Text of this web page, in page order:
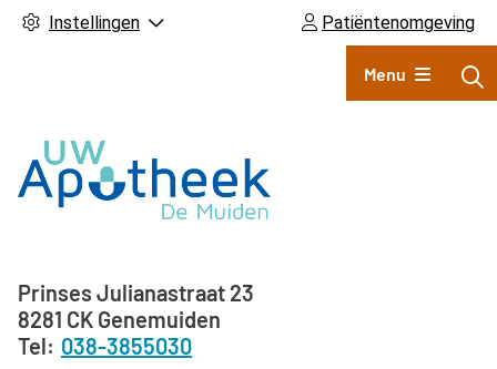
Instellingen Patiëntenomgeving
Hoofdmenu
Menu
Adresgegevens
Prinses Julianastraat 23
8281 CK Genemuiden
038-3855030